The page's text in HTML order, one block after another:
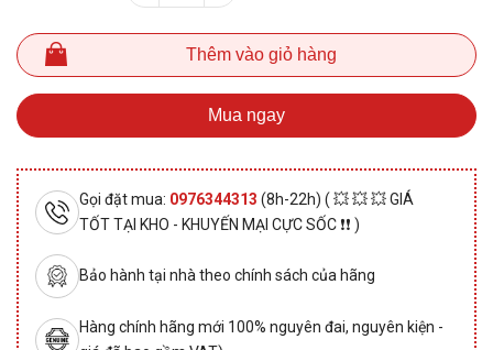
Thêm vào giỏ hàng
Mua ngay
Gọi đặt mua: 0976344313 (8h-22h) ( 💥 💥 💥 GIÁ
TỐT TẠI KHO - KHUYẾN MẠI CỰC SỐC ❗❗ )
Bảo hành tại nhà theo chính sách của hãng
Hàng chính hãng mới 100% nguyên đai, nguyên kiện -